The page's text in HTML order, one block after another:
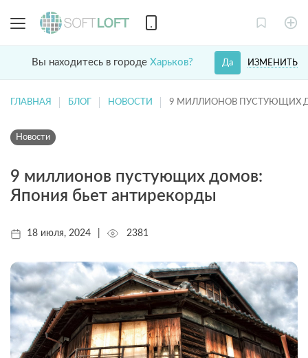
Вы находитесь в городе Харьков? ИЗМЕНИТЬ
Да
ГЛАВНАЯ БЛОГ НОВОСТИ 9 МИЛЛИОНОВ ПУСТУЮЩИХ
Новости
9 миллионов пустующих домов:
Япония бьет антирекорды
18 июля, 2024 2381